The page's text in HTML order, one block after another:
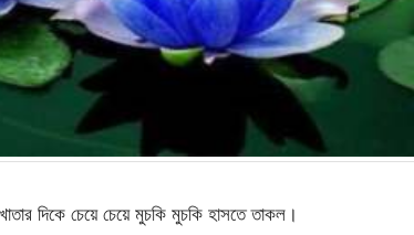
দিকে চেয়ে চেয়ে মুচকি মুচকি হাসতে তাকল।